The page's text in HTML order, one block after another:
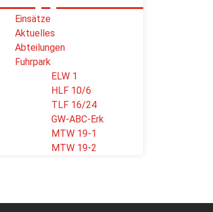
Einsätze
Aktuelles
Abteilungen
Fuhrpark
ELW 1
HLF 10/6
TLF 16/24
GW-ABC-Erk
MTW 19-1
MTW 19-2